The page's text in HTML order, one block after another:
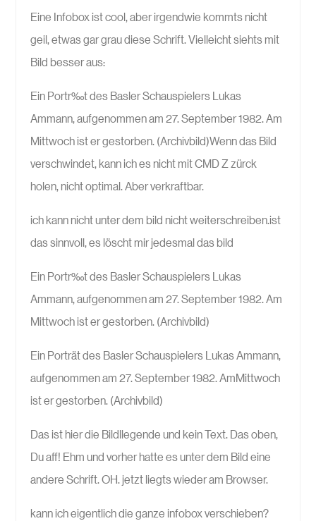
Eine Infobox ist cool, aber irgendwie kommts nicht
geil, etwas gar grau diese Schrift. Vielleicht siehts mit
Bild besser aus:
Ein Portr‰t des Basler Schauspielers Lukas
Ammann, aufgenommen am 27. September 1982. Am
Mittwoch ist er gestorben. (Archivbild)Wenn das Bild
verschwindet, kann ich es nicht mit CMD Z zürck
holen, nicht optimal. Aber verkraftbar.
ich kann nicht unter dem bild nicht weiterschreiben.ist
das sinnvoll, es löscht mir jedesmal das bild
Ein Portr‰t des Basler Schauspielers Lukas
Ammann, aufgenommen am 27. September 1982. Am
Mittwoch ist er gestorben. (Archivbild)
Ein Porträt des Basler Schauspielers Lukas Ammann,
aufgenommen am 27. September 1982. AmMittwoch
ist er gestorben. (Archivbild)
Das ist hier die Bildllegende und kein Text. Das oben,
Du aff! Ehm und vorher hatte es unter dem Bild eine
andere Schrift. OH. jetzt liegts wieder am Browser.
kann ich eigentlich die ganze infobox verschieben?